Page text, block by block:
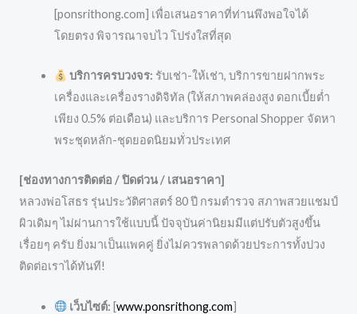
[ponsrithong.com] เพื่อเสนอราคาที่ท่านพึงพอใจได้
โดยตรง พิจารณาจบไว โปร่งใสที่สุด
บริการครบวงจร: รับเช่า-ให้เช่า, บริการขายฝากพระ
เครื่องและเครื่องรางดิจิทัล (ให้สภาพคล่องสูง ดอกเบี้ยต่ำ
เพียง 0.5% ต่อเดือน) และบริการ Personal Shopper จัดหา
พระชุดหลัก-ชุดยอดนิยมทั่วประเทศ
[ช่องทางการติดต่อ / ปิดด่วน / เสนอราคา]
หลวงพ่อโสธร รุ่นประวัติศาสตร์ 80 ปี กรมตำรวจ สภาพสวยแชมป์
ผิวเดิมๆ ไม่ผ่านการใช้แบบนี้ ปัจจุบันค่านิยมมีแต่ปรับตัวสูงขึ้น
เรื่อยๆ ครับ ยิ่งมาเป็นแพคคู่ ยิ่งไม่ควรพลาดด้วยประการทั้งปวง
ติดต่อเราได้ทันที!
เว็บไซต์: [www.ponsrithong.com]